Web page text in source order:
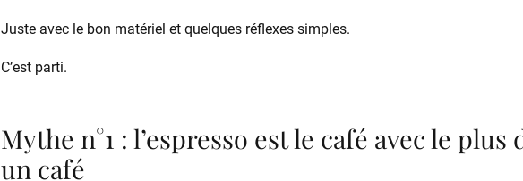
Juste avec le bon matériel et quelques réflexes simples.
C’est parti.
Mythe n°1 : l’espresso est le café avec le plus
un café